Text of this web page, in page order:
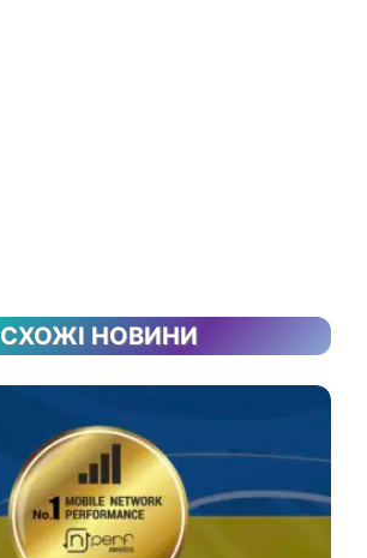
СХОЖІ НОВИНИ